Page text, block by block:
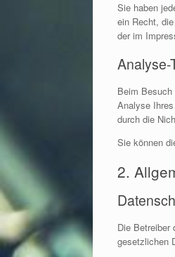
Sie haben
ein Recht,
der im
Analyse-
Beim
Analyse
durch die
Sie können
2.
Die Betreiber
gesetzlichen